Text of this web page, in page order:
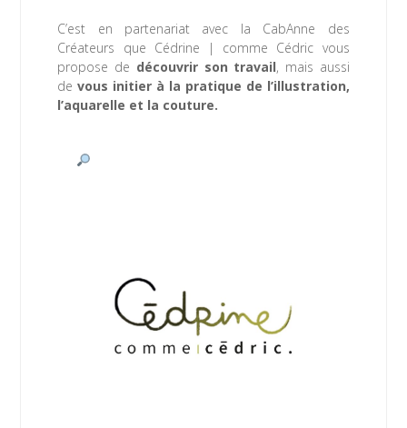
C’est en partenariat avec la CabAnne des
Créateurs que Cédrine | comme Cédric vous
propose de découvrir son travail, mais aussi
devous initier à la pratique de l’illustration,
l’aquarelle et la couture.